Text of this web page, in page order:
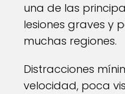
una de las
lesiones graves y
muchas regiones.
Distracciones
velocidad, poca